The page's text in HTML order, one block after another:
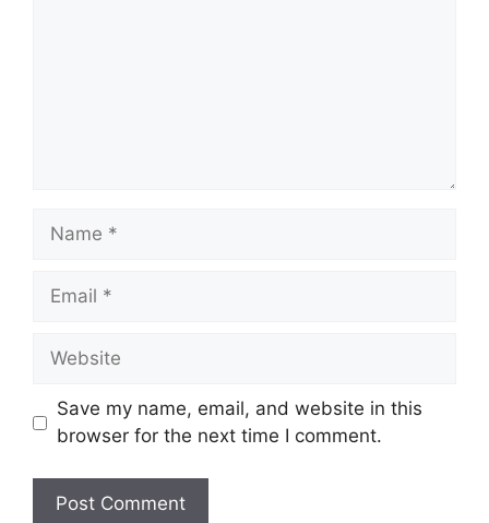
Name
Email
Website
Save my name, email, and website in this
browser for the next time I comment.